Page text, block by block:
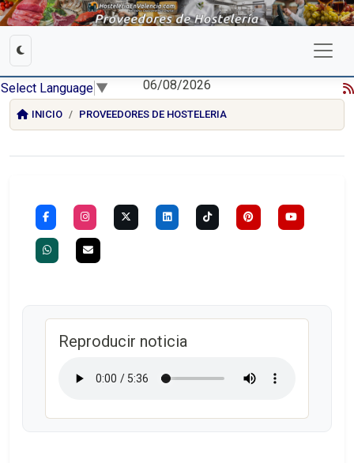
Select Language ▼ 06/08/2026
INICIO PROVEEDORES DE HOSTELERIA
Reproducir noticia